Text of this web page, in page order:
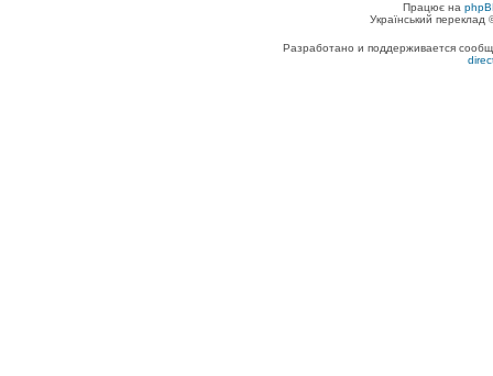
Працює на
Український
Разработано и поддерживается